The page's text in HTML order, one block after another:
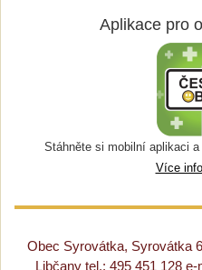
Aplikace pro
Stáhněte si mobilní aplikaci
Více
Obec Syrovátka, Syrovátka
Libčany tel.: 495 451 128